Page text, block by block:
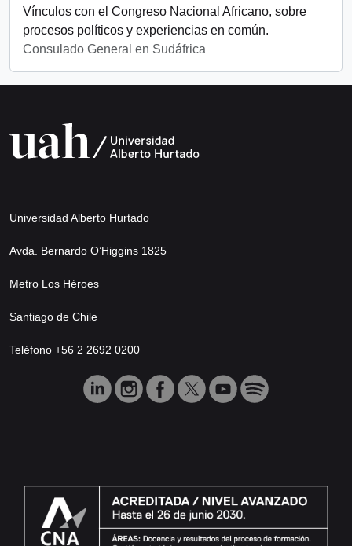
Vínculos con el Congreso Nacional Africano, sobre
procesos políticos y experiencias en común.
Consulado General en Sudáfrica
Universidad Alberto Hurtado
Avda. Bernardo O’Higgins 1825
Metro Los Héroes
Santiago de Chile
Teléfono +56 2 2692 0200